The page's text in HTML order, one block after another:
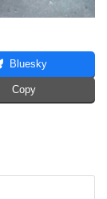
Bluesky
Copy